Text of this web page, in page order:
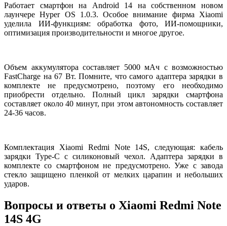
Работает смартфон на Android 14 на собственном новом
лаунчере Hyper OS 1.0.3. Особое внимание фирма Xiaomi
уделила ИИ-функциям: обработка фото, ИИ-помощники,
оптимизация производительности и многое другое.
Объем аккумулятора составляет 5000 мАч с возможностью
FastCharge на 67 Вт. Помните, что самого адаптера зарядки в
комплекте не предусмотрено, поэтому его необходимо
приобрести отдельно. Полный цикл зарядки смартфона
составляет около 40 минут, при этом автономность составляет
24-36 часов.
Комплектация Xiaomi Redmi Note 14S, следующая: кабель
зарядки Type-C с силиконовый чехол. Адаптера зарядки в
комплекте со смартфоном не предусмотрено. Уже с завода
стекло защищено пленкой от мелких царапин и небольших
ударов.
Вопросы и ответы о Xiaomi Redmi Note
14S 4G